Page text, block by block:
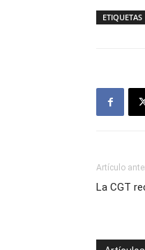
ETIQUETAS
Artículo
La CGT